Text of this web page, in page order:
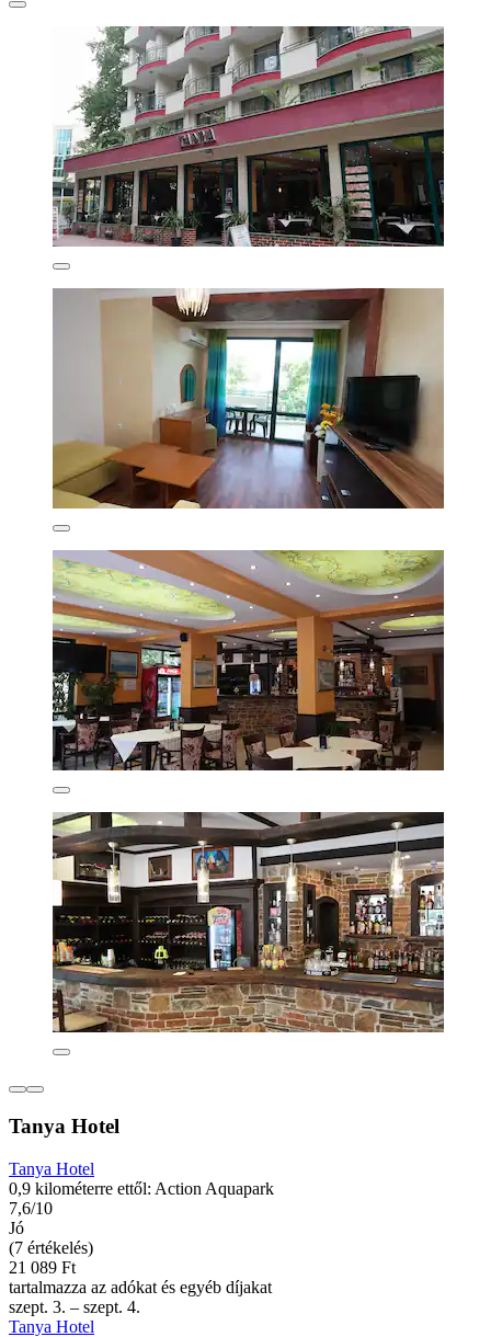
Tanya Hotel
Tanya Hotel
0,9 kilométerre ettől: Action Aquapark
7,6/10
Jó
(7 értékelés)
21 089 Ft
tartalmazza az adókat és egyéb díjakat
szept. 3. – szept. 4.
Tanya Hotel